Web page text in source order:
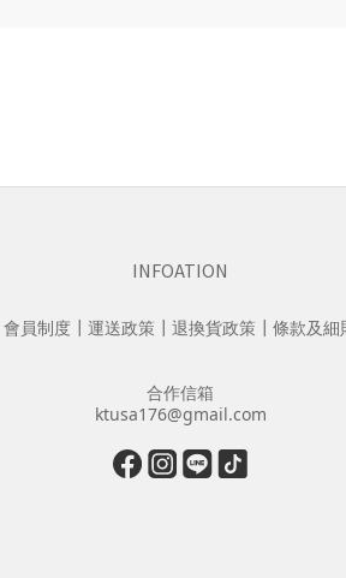
INFOATION
會員制度 ┃ 運送政策 ┃ 退換貨政策 ┃ 條款及細
合作信箱
ktusa176@gmail.com